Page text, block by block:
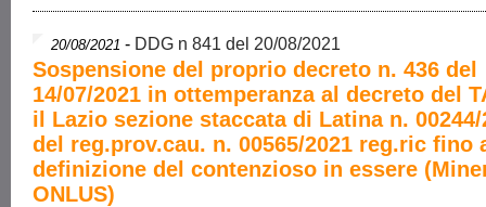
20/08/2021 - DDG n 841 del 20/08/2021
Sospensione del proprio decreto n. 436 del
14/07/2021 in ottemperanza al decreto del
il Lazio sezione staccata di Latina n. 00244/
del reg.prov.cau. n. 00565/2021 reg.ric fino
definizione del contenzioso in essere
ONLUS)